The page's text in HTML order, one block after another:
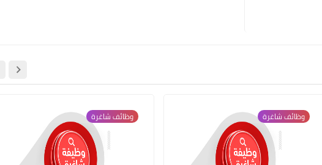
وظائف شاغرة وظائف شاغرة